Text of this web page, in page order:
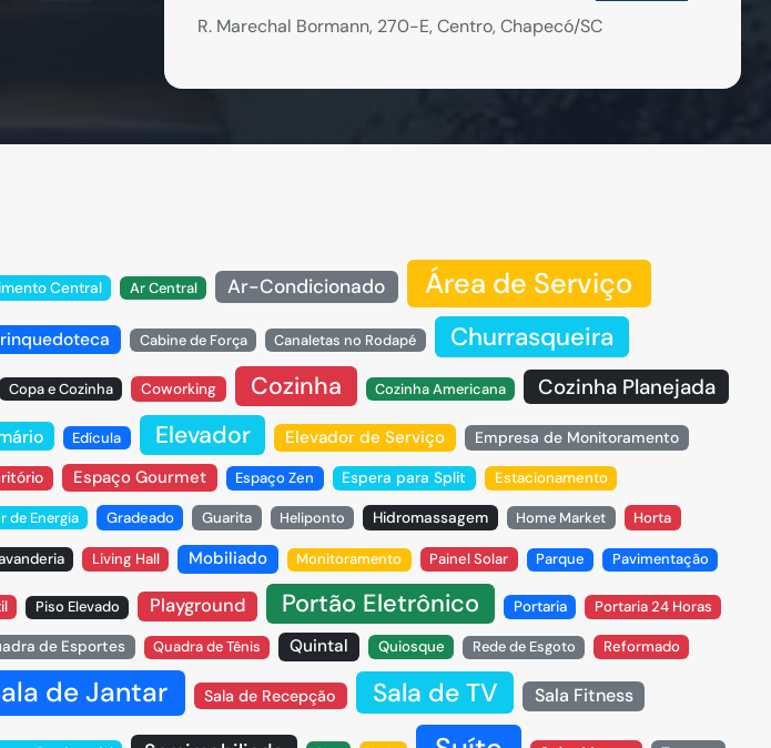
R. Marechal Bormann, 270-E, Centro, Chapecó/SC
Central Ar Central Ar-Condicionado Área de Serviço
Cabine de Força Canaletas no Rodapé Churrasqueira
Copa e Cozinha Coworking Cozinha Cozinha Americana Cozinha Planejada
Edícula Elevador Elevador de Serviço Empresa de Monitoramento
Espaço Gourmet Espaço Zen Espera para Split Estacionamento
de Energia Gradeado Guarita Heliponto Hidromassagem Home Market Horta
Living Hall Mobiliado Monitoramento Painel Solar Parque Pavimentação
Piso Elevado Playground Portão Eletrônico Portaria Portaria 24 Horas
de Esportes Quadra de Tênis Quintal Quiosque Rede de Esgoto Reformado
de Jantar Sala de Recepção Sala de TV Sala Fitness